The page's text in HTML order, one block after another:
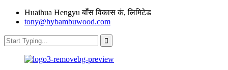
Huaihua Hengyu बाँस विकास कं, लिमिटेड
tony@hybambuwood.com